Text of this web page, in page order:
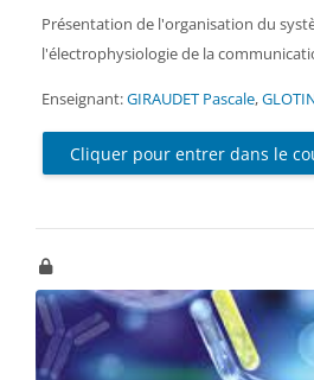
Présentation de l'organisation du
l'électrophysiologie de la
Enseignant:GIRAUDET Pascale,
Cliquer pour entrer dans le